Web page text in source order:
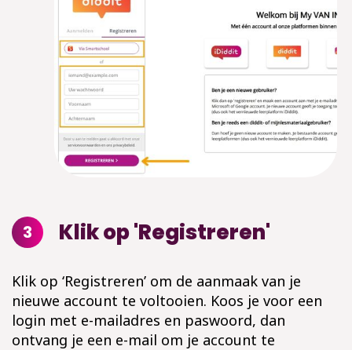
3 Klik op 'Registreren'
Klik op ‘Registreren’ om de aanmaak van je
nieuwe account te voltooien. Koos je voor een
login met e-mailadres en paswoord, dan
ontvang je een e-mail om je account te